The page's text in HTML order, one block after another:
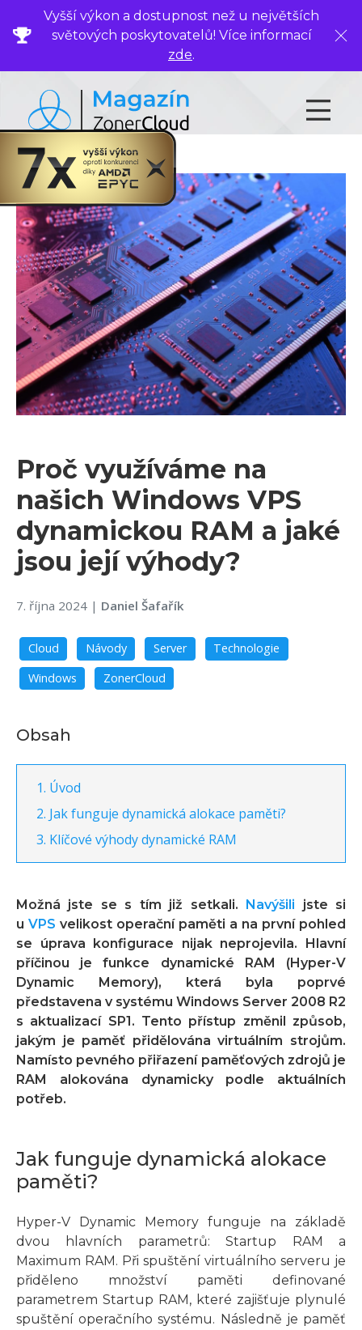
Vyšší výkon a dostupnost než u největších
světových poskytovatelů! Více informací
zde.
Proč využíváme na
našich Windows VPS
dynamickou RAM a jaké
jsou její výhody?
7. října 2024 | Daniel Šafařík
Cloud Návody Server
Technologie
Windows
ZonerCloud
Obsah
Úvod
Jak funguje dynamická alokace paměti?
Klíčové výhody dynamické RAM
Možná jste se s tím již setkali. Navýšili jste si
u VPS velikost operační paměti a na první pohled
se úprava konfigurace nijak neprojevila. Hlavní
příčinou je funkce dynamické RAM (Hyper-V
Dynamic Memory), která byla poprvé
představena v systému Windows Server 2008 R2
s aktualizací SP1. Tento přístup změnil způsob,
jakým je paměť přidělována virtuálním strojům.
Namísto pevného přiřazení paměťových zdrojů je
RAM alokována dynamicky podle aktuálních
potřeb.
Jak funguje dynamická alokace
paměti?
Hyper-V Dynamic Memory funguje na základě
dvou hlavních parametrů: Startup RAM a
Maximum RAM. Při spuštění virtuálního serveru je
přiděleno množství paměti definované
parametrem Startup RAM, které zajišťuje plynulé
spuštění operačního systému. Následně je paměť